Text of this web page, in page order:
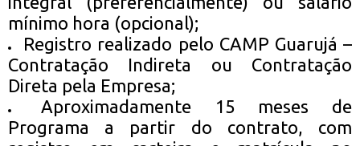
mínimo hora (opcional);
Registro realizado pelo CAMP Guarujá –
Contratação Indireta ou Contratação
Direta pela Empresa;
Aproximadamente 15 meses de
Programa a partir do contrato, com